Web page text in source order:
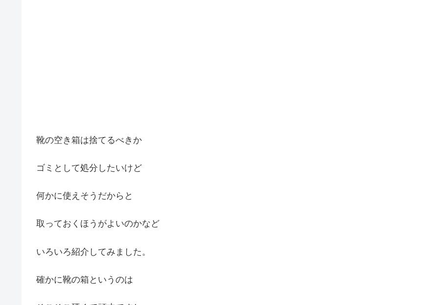
靴の空き箱は捨てるべきか
ゴミとして処分したいけど
何かに使えそうだからと
取っておくほうがよいのかなど
いろいろ紹介してみました。
確かに靴の箱というのは